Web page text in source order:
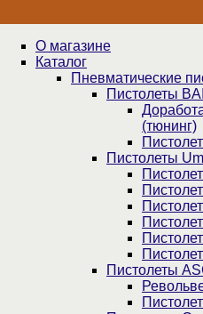
О магазине
Каталог
Пнев­ма­ти­чес­кие
Пистолеты
(тюнинг)
Пистолеты
Пистолеты